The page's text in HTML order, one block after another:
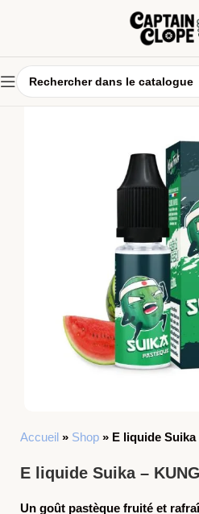
Accueil » Shop » E liquide Suika
E liquide Suika –
Un goût pastèque fruité et